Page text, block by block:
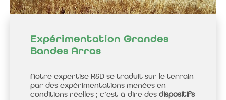
Expérimentation Grandes
Bandes Arras
Notre expertise R&D se traduit sur le terrain
par des expérimentations menées en
conditions réelles ; c’est-à-dire des dispositifs